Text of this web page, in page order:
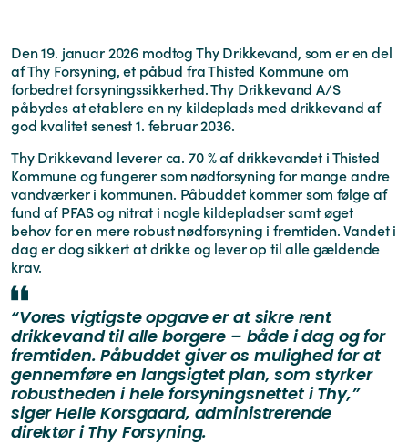
Den 19. januar 2026 modtog Thy Drikkevand, som er en del
af Thy Forsyning, et påbud fra Thisted Kommune om
forbedret forsyningssikkerhed. Thy Drikkevand A/S
påbydes at etablere en ny kildeplads med drikkevand af
god kvalitet senest 1. februar 2036.
Thy Drikkevand leverer ca. 70 % af drikkevandet i Thisted
Kommune og fungerer som nødforsyning for mange andre
vandværker i kommunen. Påbuddet kommer som følge af
fund af PFAS og nitrat i nogle kildepladser samt øget
behov for en mere robust nødforsyning i fremtiden. Vandet i
dag er dog sikkert at drikke og lever op til alle gældende
krav.
“Vores vigtigste opgave er at sikre rent
drikkevand til alle borgere – både i dag og for
fremtiden. Påbuddet giver os mulighed for at
gennemføre en langsigtet plan, som styrker
robustheden i hele forsyningsnettet i Thy,”
siger Helle Korsgaard, administrerende
direktør i Thy Forsyning.